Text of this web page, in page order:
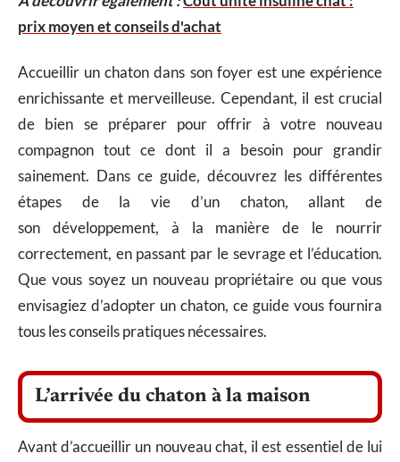
prix moyen et conseils d'achat
Accueillir un chaton dans son foyer est une expérience
enrichissante et merveilleuse. Cependant, il est crucial
de bien se préparer pour offrir à votre nouveau
compagnon tout ce dont il a besoin pour grandir
sainement. Dans ce guide, découvrez les différentes
étapes de la vie d’un chaton, allant de
son développement, à la manière de le nourrir
correctement, en passant par le sevrage et l’éducation.
Que vous soyez un nouveau propriétaire ou que vous
envisagiez d’adopter un chaton, ce guide vous fournira
tous les conseils pratiques nécessaires.
L’arrivée du chaton à la maison
Avant d’accueillir un nouveau chat, il est essentiel de lui